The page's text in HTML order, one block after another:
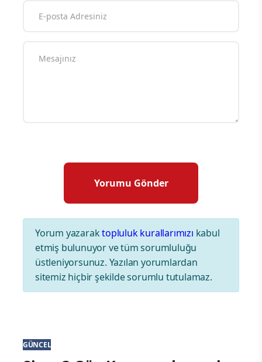
Yorum yazaraktopluluk kurallarımızı kabul
etmiş bulunuyor ve tüm sorumluluğu
üstleniyorsunuz. Yazılan yorumlardan
sitemiz hiçbir şekilde sorumlu tutulamaz.
GÜNCEL